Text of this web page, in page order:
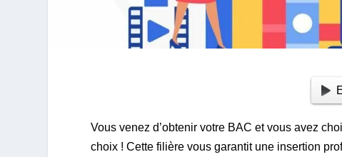
Vous venez d’obtenir votre BAC et vous avez
choix ! Cette filière vous garantit une insertion